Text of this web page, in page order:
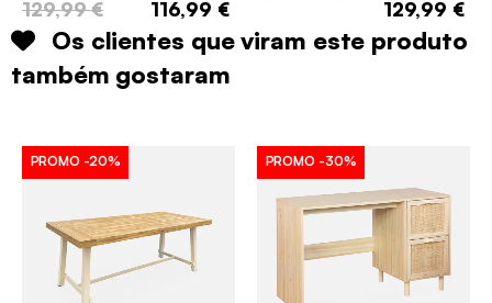
129,99 € 116,99 € 129,99 €
Os clientes que viram este produto
também gostaram
PROMO -20% PROMO -30%